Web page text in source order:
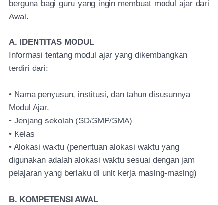
berguna bagi guru yang ingin membuat modul ajar dari
Awal.
A. IDENTITAS MODUL
Informasi tentang modul ajar yang dikembangkan
terdiri dari:
• Nama penyusun, institusi, dan tahun disusunnya
Modul Ajar.
• Jenjang sekolah (SD/SMP/SMA)
• Kelas
• Alokasi waktu (penentuan alokasi waktu yang
digunakan adalah alokasi waktu sesuai dengan jam
pelajaran yang berlaku di unit kerja masing-masing)
B. KOMPETENSI AWAL